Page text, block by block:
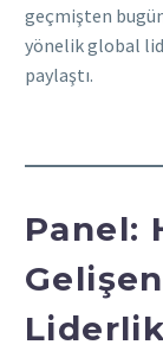
geçmişten
yönelik global
paylaştı.
Panel: